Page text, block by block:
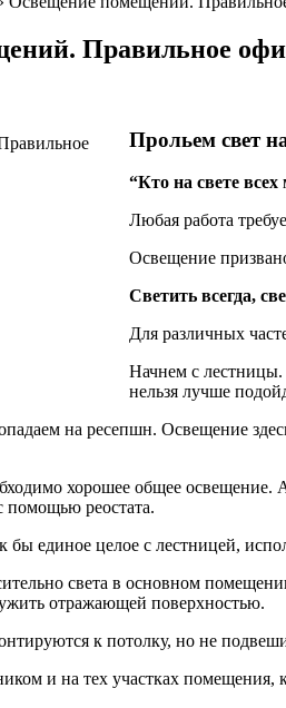
Правильное
Прольем свет
“Кто на свете
Любая работа
Освещение
Светить всегда,
Для различных
Начнем с лестницы.
нельзя лучше
на ресепшн. Освещение
хорошее общее освещение.
помощью реостата.
бы единое целое с лестницей,
света в основном
отражающей поверхностью.
к потолку, но не
и на тех участках помещения,